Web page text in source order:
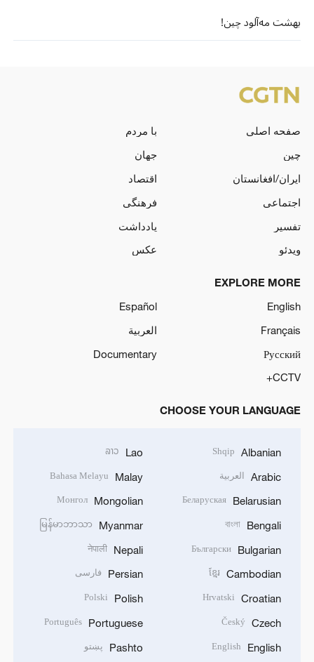
بهشت مه‌آلود چین!
صفحه اصلی
با مردم
چین
جهان
ایران/افغانستان
اقتصاد
اجتماعی
فرهنگی
تفسیر
یادداشت
ویدئو
عکس
EXPLORE MORE
English
Español
Français
العربية
Русский
Documentary
CCTV+
CHOOSE YOUR LANGUAGE
Albanian
Shqip
Arabic العربية
Belarusian
Беларуская
Bengali
বাংলা
Bulgarian
Български
Cambodian
ខ្មែរ
Croatian
Hrvatski
Czech
Český
English
English
Lao
ລາວ
Malay
Bahasa Melayu
Mongolian
Монгол
Myanmar
မြန်မာဘာသာ
Nepali
नेपाली
Persian فارسی
Polish
Polski
Portuguese
Português
Pashto پښتو